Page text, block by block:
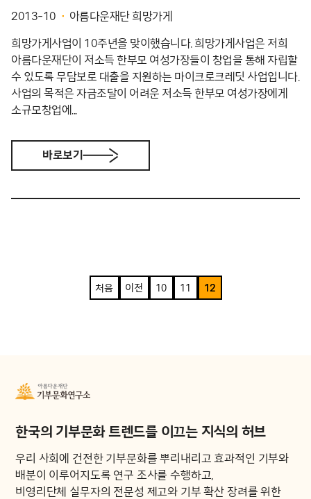
2013-10
아름다운재단 희망가게
희망가게사업이 10주년을 맞이했습니다. 희망가게사업은 저희
아름다운재단이 저소득 한부모 여성가장들이 창업을 통해 자립할
수 있도록 무담보로 대출을 지원하는 마이크로크레딧 사업입니다.
사업의 목적은 자금조달이 어려운 저소득 한부모 여성가장에게
소규모창업에...
바로보기
처음 이전 10 11 12
한국의 기부문화 트렌드를 이끄는 지식의 허브
우리 사회에 건전한 기부문화를 뿌리내리고 효과적인 기부와
배분이 이루어지도록 연구 조사를 수행하고,
비영리단체 실무자의 전문성 제고와 기부 확산 장려를 위한